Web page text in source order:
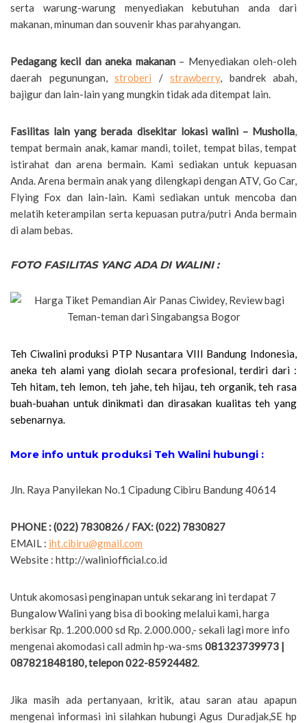
serta warung-warung menyediakan kebutuhan anda dari
makanan, minuman dan souvenir khas parahyangan.
Pedagang kecil dan aneka makanan– Menyediakan oleh-oleh
daerah pegunungan, stroberi / strawberry, bandrek abah,
bajigur dan lain-lain yang mungkin tidak ada ditempat lain.
Fasilitas lain yang berada disekitar lokasi walini – Musholla,
tempat bermain anak, kamar mandi, toilet, tempat bilas, tempat
istirahat dan arena bermain. Kami sediakan untuk kepuasan
Anda. Arena bermain anak yang dilengkapi dengan ATV, Go Car,
Flying Fox dan lain-lain. Kami sediakan untuk mencoba dan
melatih keterampilan serta kepuasan putra/putri Anda bermain
di alam bebas.
FOTO FASILITAS YANG ADA DI WALINI :
Teh Ciwalini produksi PTP Nusantara VIII Bandung Indonesia,
aneka teh alami yang diolah secara profesional, terdiri dari :
Teh hitam, teh lemon, teh jahe, teh hijau, teh organik, teh rasa
buah-buahan untuk dinikmati dan dirasakan kualitas teh yang
sebenarnya.
More info untuk produksi Teh Walini hubungi :
Jln. Raya Panyilekan No.1 Cipadung Cibiru Bandung 40614
PHONE : (022) 7830826 / FAX: (022) 7830827
EMAIL : iht.cibiru@gmail.com
Website : http://waliniofficial.co.id
Untuk akomosasi penginapan untuk sekarang ini terdapat 7
Bungalow Walini yang bisa di booking melalui kami, harga
berkisar Rp. 1.200.000 sd Rp. 2.000.000,- sekali lagi more info
mengenai akomodasi call admin hp-wa-sms 081323739973 |
087821848180, telepon 022-85924482.
Jika masih ada pertanyaan, kritik, atau saran atau apapun
mengenai informasi ini silahkan hubungi Agus Duradjak,SE hp